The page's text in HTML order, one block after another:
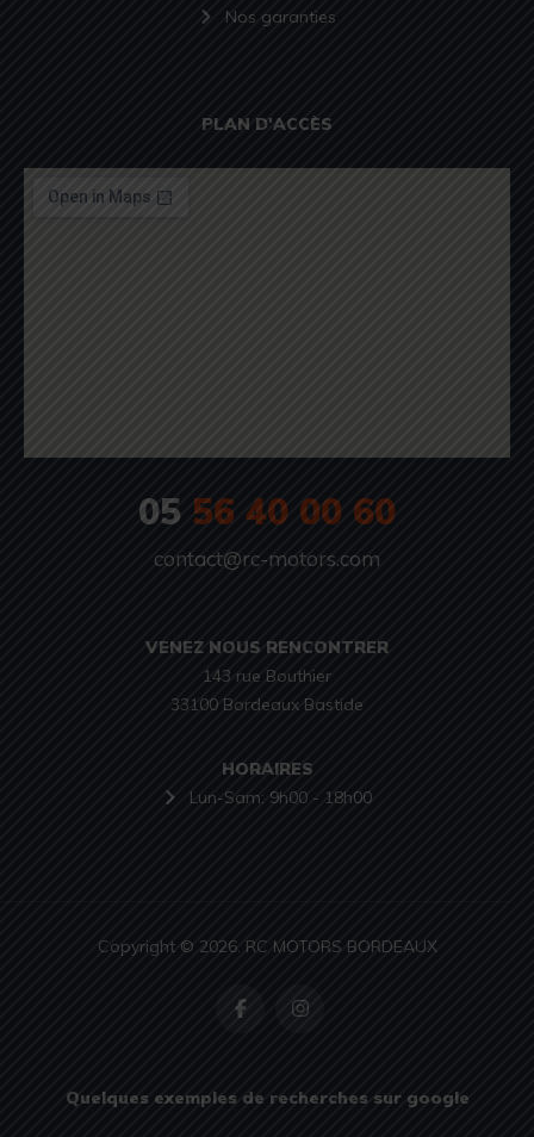
Nos garanties
PLAN D'ACCÈS
05 56 40 00 60
contact@rc-motors.com
VENEZ NOUS RENCONTRER
143 rue Bouthier
33100 Bordeaux Bastide
HORAIRES
Lun-Sam: 9h00 - 18h00
Copyright © 2026. RC MOTORS BORDEAUX
Quelques exemples de recherches sur google